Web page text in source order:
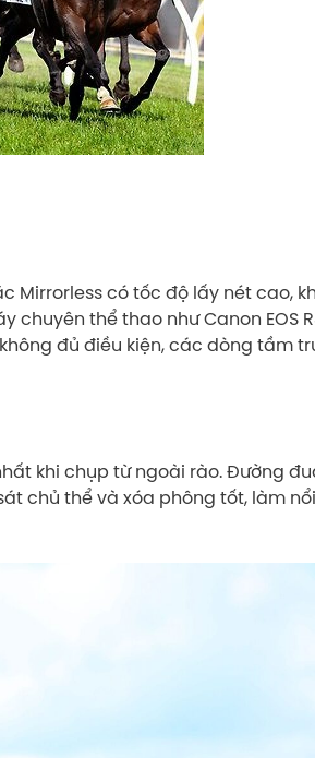
Mirrorless có tốc độ lấy nét cao,
chuyên thể thao như Canon EOS
không đủ điều kiện, các dòng tầm
khi chụp từ ngoài rào. Đường
chủ thể và xóa phông tốt, làm